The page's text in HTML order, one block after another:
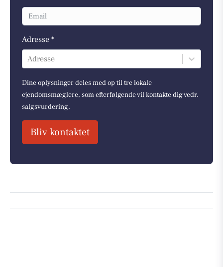
Adresse *
Adresse
Dine oplysninger deles med op til tre lokale
ejendomsmæglere, som efterfølgende vil kontakte dig vedr.
salgsvurdering.
Bliv kontaktet